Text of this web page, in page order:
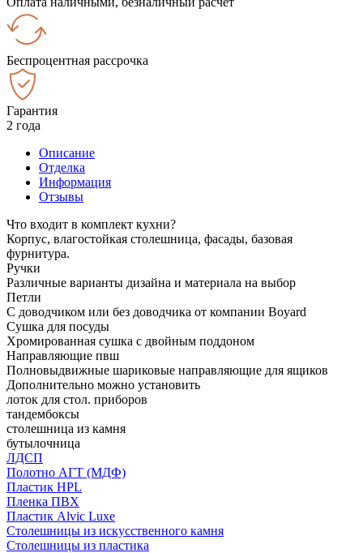
Беспроцентная рассрочка
Гарантия
2 года
Описание
Отделка
Информация
Отзывы
Что входит в комплект кухни?
Корпус, влагостойкая столешница, фасады, базовая
фурнитура.
Ручки
Различные варианты дизайна и материала на выбор
Петли
С доводчиком или без доводчика от компании Boyard
Сушка для посуды
Хромированная сушка с двойным поддоном
Направляющие пвш
Полновыдвижные шариковые направляющие для ящиков
Дополнительно можно установить
лоток для стол. приборов
тандембоксы
столешница из камня
бутылочница
ЛДСП
Полотно АГТ (МДФ)
Пластик HPL
Пленка ПВХ
Пластик Alvic Luxe
Столешницы из искусственного камня
Столешницы из пластика